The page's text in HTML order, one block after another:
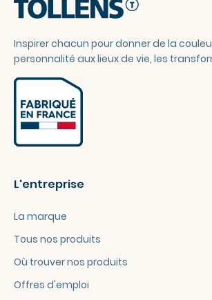
Inspirer chacun pour donner de la
personnalité aux lieux de vie, les
L'entreprise
La marque
Tous nos produits
Où trouver nos produits
Offres d'emploi